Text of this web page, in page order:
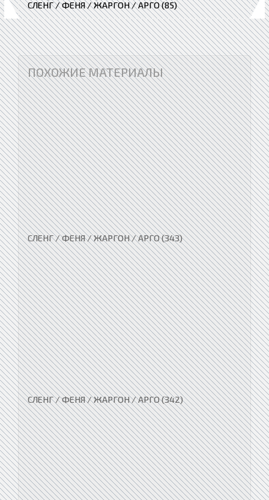
СЛЕНГ / ФЕНЯ / ЖАРГОН / АРГО (85)
ПОХОЖИЕ МАТЕРИАЛЫ
СЛЕНГ / ФЕНЯ / ЖАРГОН / АРГО (343)
СЛЕНГ / ФЕНЯ / ЖАРГОН / АРГО (342)